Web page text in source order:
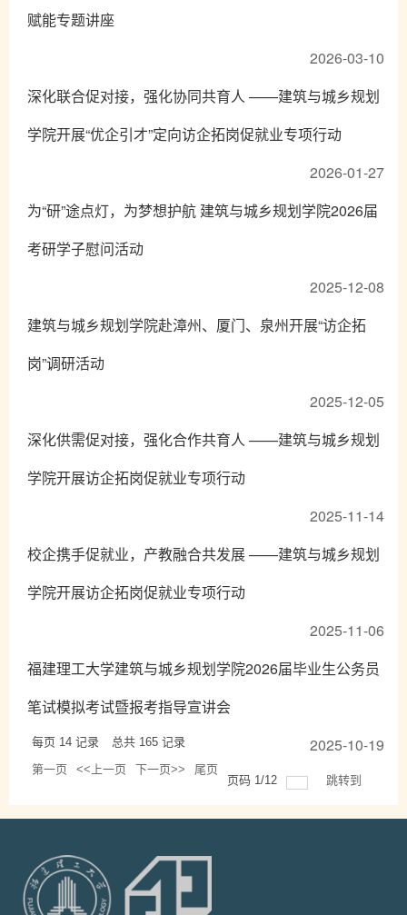
赋能专题讲座
2026-03-10
深化联合促对接，强化协同共育人 ——建筑与城乡规划
学院开展“优企引才”定向访企拓岗促就业专项行动
2026-01-27
为“研”途点灯，为梦想护航 建筑与城乡规划学院2026届
考研学子慰问活动
2025-12-08
建筑与城乡规划学院赴漳州、厦门、泉州开展“访企拓
岗”调研活动
2025-12-05
深化供需促对接，强化合作共育人 ——建筑与城乡规划
学院开展访企拓岗促就业专项行动
2025-11-14
校企携手促就业，产教融合共发展 ——建筑与城乡规划
学院开展访企拓岗促就业专项行动
2025-11-06
福建理工大学建筑与城乡规划学院2026届毕业生公务员
笔试模拟考试暨报考指导宣讲会
2025-10-19
每页 14 记录 总共 165 记录
第一页
<<上一页 下一页>>
尾页
页码 1/12 跳转到